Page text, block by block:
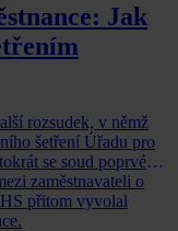
Jak
rozsudek, v němž
šetření Úřadu pro
se soud poprvé
zaměstnavateli o
přitom vyvolal